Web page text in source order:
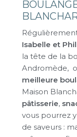
Isabelle et
la tête de la
Andromède,
meilleure
Maison
pâtisserie,
vous pourrez
de saveurs :